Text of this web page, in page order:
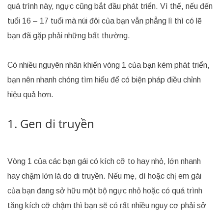
quá trình này, ngực cũng bắt đầu phát triển. Vì thế, nếu đến
tuổi 16 – 17 tuổi mà núi đôi của bạn vẫn phẳng lì thì có lẽ
bạn đã gặp phải những bất thường.
Có nhiều nguyên nhân khiến vòng 1 của bạn kém phát triển,
bạn nên nhanh chóng tìm hiểu để có biện pháp điều chỉnh
hiệu quả hơn.
1. Gen di truyền
Vòng 1 của các bạn gái có kích cỡ to hay nhỏ, lớn nhanh
hay chậm lớn là do di truyền. Nếu mẹ, dì hoặc chị em gái
của bạn đang sở hữu một bộ ngực nhỏ hoặc có quá trình
tăng kích cỡ chậm thì bạn sẽ có rất nhiều nguy cơ phải sở